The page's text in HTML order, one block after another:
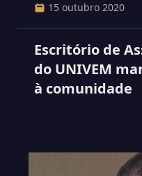
15 outubro 2020
Escritório de
do UNIVEM
à comunidade